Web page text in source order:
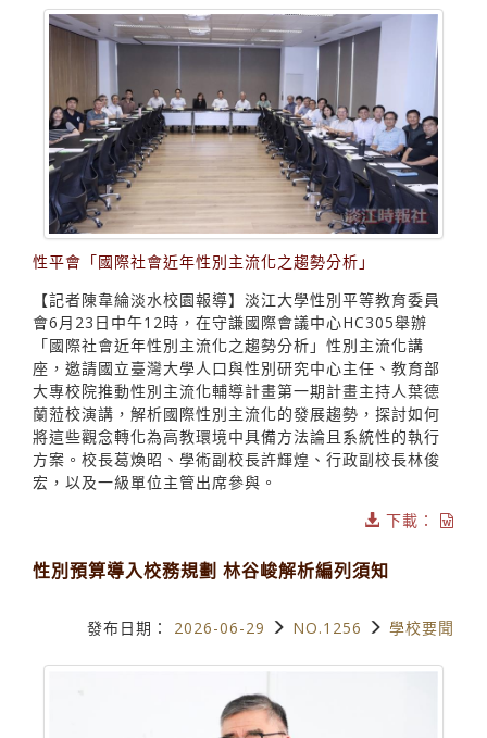
性平會「國際社會近年性別主流化之趨勢分析」
【記者陳韋綸淡水校園報導】淡江大學性別平等教育委員
會6月23日中午12時，在守謙國際會議中心HC305舉辦
「國際社會近年性別主流化之趨勢分析」性別主流化講
座，邀請國立臺灣大學人口與性別研究中心主任、教育部
大專校院推動性別主流化輔導計畫第一期計畫主持人葉德
蘭蒞校演講，解析國際性別主流化的發展趨勢，探討如何
將這些觀念轉化為高教環境中具備方法論且系統性的執行
方案。校長葛煥昭、學術副校長許輝煌、行政副校長林俊
宏，以及一級單位主管出席參與。
下載：
性別預算導入校務規劃 林谷峻解析編列須知
發布日期： 2026-06-29 NO.1256 學校要聞